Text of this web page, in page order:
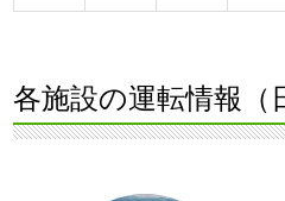
各施設の運転情報（